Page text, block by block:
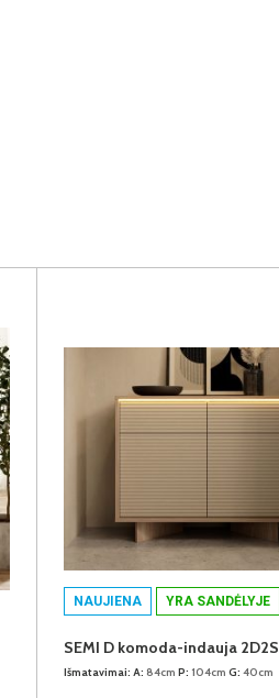
NAUJIENA YRA SANDĖLYJE
SEMI D komoda-indauja 2D2S
Išmatavimai: A: 84cm P: 104cm G: 40cm